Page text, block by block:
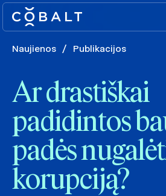
Naujienos / Publikacijos
Ar drastiškai
padidintos
padės
korupciją?